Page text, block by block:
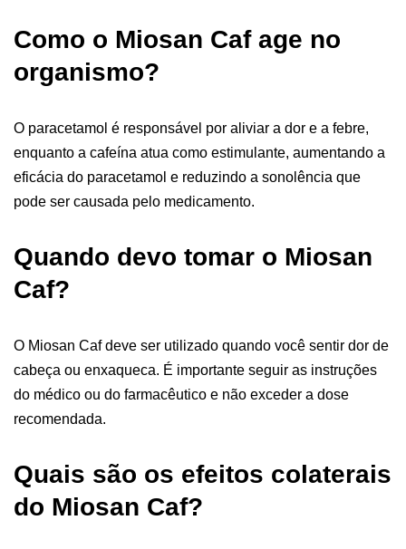
Como o Miosan Caf age no
organismo?
O paracetamol é responsável por aliviar a dor e a febre,
enquanto a cafeína atua como estimulante, aumentando a
eficácia do paracetamol e reduzindo a sonolência que
pode ser causada pelo medicamento.
Quando devo tomar o Miosan
Caf?
O Miosan Caf deve ser utilizado quando você sentir dor de
cabeça ou enxaqueca. É importante seguir as instruções
do médico ou do farmacêutico e não exceder a dose
recomendada.
Quais são os efeitos colaterais
do Miosan Caf?